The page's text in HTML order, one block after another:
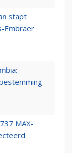
stapt
Embraer
MAX-